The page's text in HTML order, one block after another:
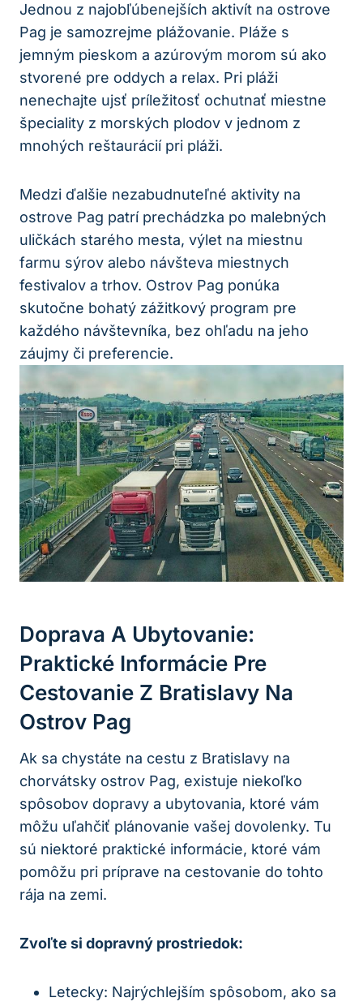
Jednou z najobľúbenejších aktivít na ostrove
Pag je samozrejme plážovanie. Pláže s
jemným pieskom a azúrovým morom sú ako
stvorené pre oddych a relax. Pri pláži
nenechajte ujsť príležitosť ochutnať miestne
špeciality z morských plodov v jednom z
mnohých reštaurácií pri pláži.
Medzi ďalšie nezabudnuteľné aktivity na
ostrove Pag patrí prechádzka po malebných
uličkách starého mesta, výlet na miestnu
farmu sýrov alebo návšteva miestnych
festivalov a trhov. Ostrov Pag ponúka
skutočne bohatý zážitkový program pre
každého návštevníka, bez ohľadu na jeho
záujmy či preferencie.
Doprava A Ubytovanie:
Praktické Informácie Pre
Cestovanie Z Bratislavy Na
Ostrov Pag
Ak sa chystáte na cestu z Bratislavy na
chorvátsky ostrov Pag, existuje niekoľko
spôsobov dopravy a ubytovania, ktoré vám
môžu uľahčiť plánovanie vašej dovolenky. Tu
sú niektoré praktické informácie, ktoré vám
pomôžu pri príprave na cestovanie do tohto
rája na zemi.
Zvoľte si dopravný prostriedok:
Letecky: Najrýchlejším spôsobom, ako sa